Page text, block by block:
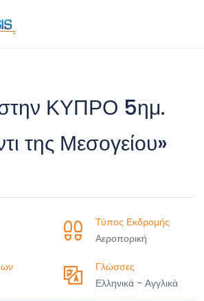
ΚΥΠΡΟ 5ημ.
της Μεσογείου»
Τύπος Εκδρομής
Αεροπορική
Γλώσσες
Ελληνικά - Αγγλικά